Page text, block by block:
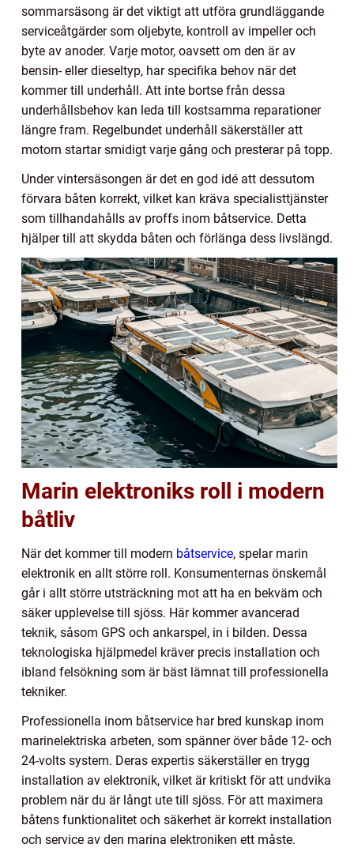
sommarsäsong är det viktigt att utföra grundläggande
serviceåtgärder som oljebyte, kontroll av impeller och
byte av anoder. Varje motor, oavsett om den är av
bensin- eller dieseltyp, har specifika behov när det
kommer till underhåll. Att inte bortse från dessa
underhållsbehov kan leda till kostsamma reparationer
längre fram. Regelbundet underhåll säkerställer att
motorn startar smidigt varje gång och presterar på topp.
Under vintersäsongen är det en god idé att dessutom
förvara båten korrekt, vilket kan kräva specialisttjänster
som tillhandahålls av proffs inom båtservice. Detta
hjälper till att skydda båten och förlänga dess livslängd.
Marin elektroniks roll i modern
båtliv
När det kommer till modern båtservice, spelar marin
elektronik en allt större roll. Konsumenternas önskemål
går i allt större utsträckning mot att ha en bekväm och
säker upplevelse till sjöss. Här kommer avancerad
teknik, såsom GPS och ankarspel, in i bilden. Dessa
teknologiska hjälpmedel kräver precis installation och
ibland felsökning som är bäst lämnat till professionella
tekniker.
Professionella inom båtservice har bred kunskap inom
marinelektriska arbeten, som spänner över både 12- och
24-volts system. Deras expertis säkerställer en trygg
installation av elektronik, vilket är kritiskt för att undvika
problem när du är långt ute till sjöss. För att maximera
båtens funktionalitet och säkerhet är korrekt installation
och service av den marina elektroniken ett måste.